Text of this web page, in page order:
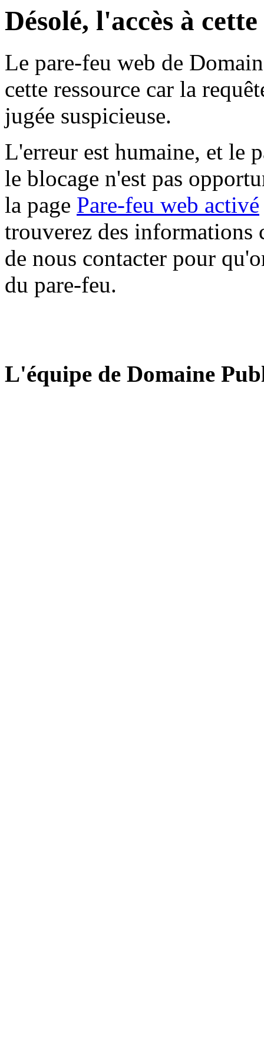
Désolé, l'accès à
Le pare-feu web de
cette ressource car la
jugée suspicieuse.
L'erreur est humaine, et le
le blocage n'est pas
la page Pare-feu web activé
trouverez des informations
de nous contacter pour
du pare-feu.
L'équipe de Domaine